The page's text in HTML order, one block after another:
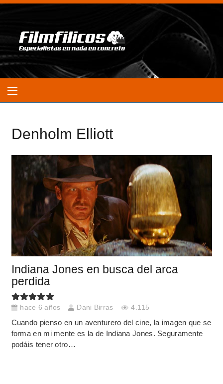
Denholm Elliott
Indiana Jones en busca del arca
perdida
hace 6 años Dani Birras 4.115
Cuando pienso en un aventurero del cine, la imagen que se
forma en mi mente es la de Indiana Jones. Seguramente
podáis tener otro…